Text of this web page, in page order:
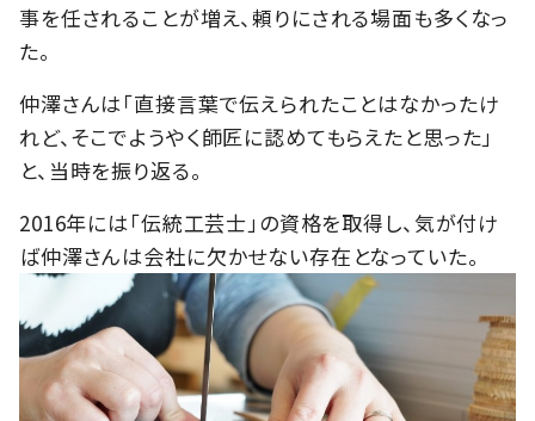
事を任されることが増え、頼りにされる場面も多くなっ
た。
仲澤さんは「直接言葉で伝えられたことはなかったけ
れど、そこでようやく師匠に認めてもらえたと思った」
と、当時を振り返る。
2016年には「伝統工芸士」の資格を取得し、気が付け
ば仲澤さんは会社に欠かせない存在となっていた。